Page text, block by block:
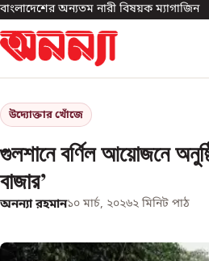
বাংলাদেশের অন্যতম নারী বিষয়ক ম্যাগাজিন
উদ্যোক্তার খোঁজে
গুলশানে বর্ণিল আয়োজনে
বাজার’
অনন্যা রহমান১০ মার্চ, ২০২৬২ মিনিট পাঠ